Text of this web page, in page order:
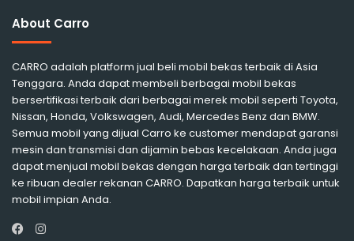
About Carro
CARRO adalah platform jual beli mobil bekas terbaik di Asia
Tenggara. Anda dapat membeli berbagai mobil bekas
bersertifikasi terbaik dari berbagai merek mobil seperti Toyota,
Nissan, Honda, Volkswagen, Audi, Mercedes Benz dan BMW.
Semua mobil yang dijual Carro ke customer mendapat garansi
mesin dan transmisi dan dijamin bebas kecelakaan. Anda juga
dapat menjual mobil bekas dengan harga terbaik dan tertinggi
ke ribuan dealer rekanan CARRO. Dapatkan harga terbaik untuk
mobil impian Anda.
Instagram